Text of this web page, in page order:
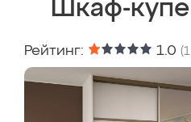
Шкаф-
Рейтинг: 1.0 (1